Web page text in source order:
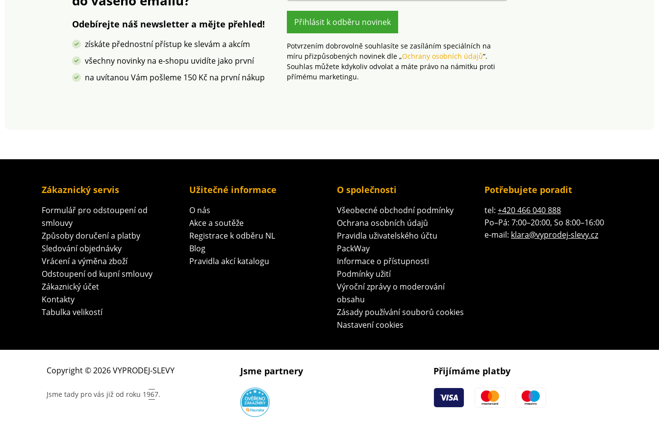
bavlna - certifikát ÖKO-
stálobarevnost
100JednolůžkoZapínání
Amour 100% bavlna s
vysokou hustotou přízí a
kvalitním tiskem
Jednolůžko Zipový uzávěr
Odebírejte náš newsletter a mějte přehled!
získáte přednostní přístup ke slevám a akcím
všechny novinky na e-shopu uvidíte jako první
na uvítanou Vám pošleme 150 Kč na první nákup
Přihlásit k odběru novinek
Potvrzením dobrovolně souhlasíte se zasíláním speciálních na
míru přizpůsobených novinek dle „Ochrany osobních údajů“.
Souhlas můžete kdykoliv odvolat a máte právo na námitku proti
přímému marketingu.
Zákaznický servis
Formulář pro odstoupení od
smlouvy
Způsoby doručení a platby
Sledování objednávky
Vrácení a výměna zboží
Odstoupení od kupní smlouvy
Zákaznický účet
Kontakty
Tabulka velikostí
Užitečné informace
O nás
Akce a soutěže
Registrace k odběru NL
Blog
Pravidla akcí katalogu
O společnosti
Všeobecné obchodní podmínky
Ochrana osobních údajů
Pravidla uživatelského účtu
PackWay
Informace o přístupnosti
Podmínky užití
Výroční zprávy o moderování
obsahu
Zásady používání souborů cookies
Nastavení cookies
Potřebujete poradit
tel: +420 466 040 888
Po–Pá: 7:00–20:00, So 8:00–16:00
e-mail: klara@vyprodej-slevy.cz
Copyright © 2026 VYPRODEJ-SLEVY
Jsme tady pro vás již od roku 1967.
Jsme partnery Přijímáme platby